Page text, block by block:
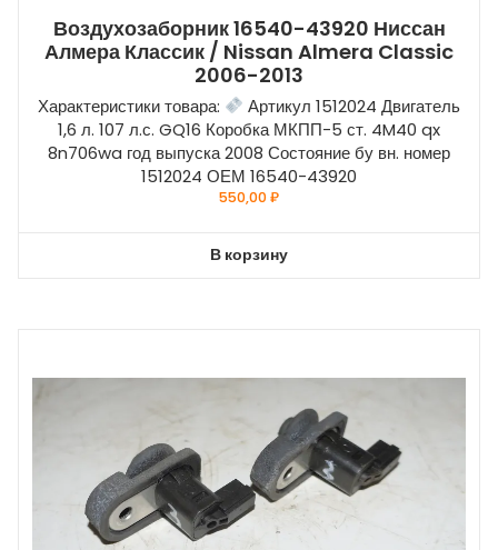
Воздухозаборник 16540-43920 Ниссан
Алмера Классик / Nissan Almera Classic
2006-2013
Характеристики товара:
Артикул 1512024 Двигатель
1,6 л. 107 л.с. GQ16 Коробка МКПП-5 ст. 4M40 qx
8n706wa год выпуска 2008 Состояние бу вн. номер
1512024 ОЕМ 16540-43920
550,00₽
В корзину